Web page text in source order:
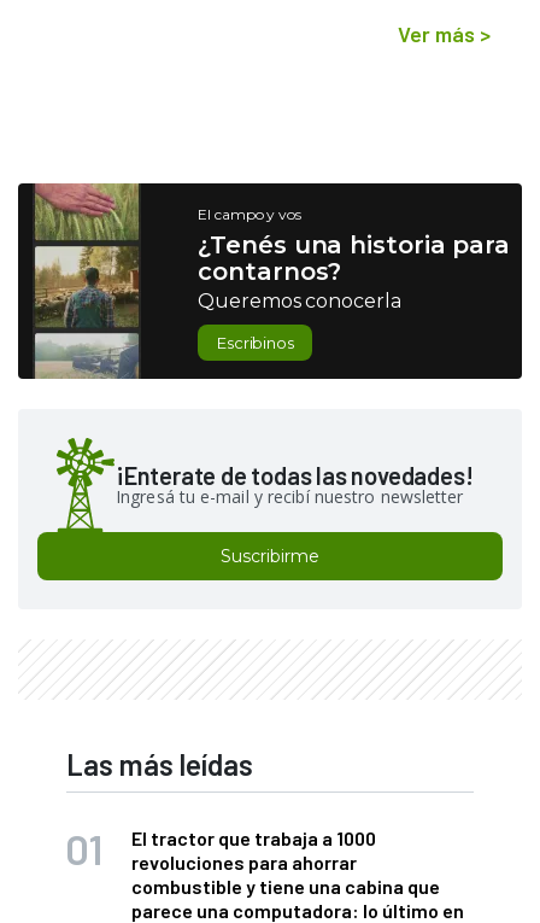
Ver más >
El campo y vos
¿Tenés una historia para
contarnos?
Queremos conocerla
Escribinos
¡Enterate de todas las novedades!
Ingresá tu e-mail y recibí nuestro newsletter
Suscribirme
Las más leídas
El tractor que trabaja a 1000
revoluciones para ahorrar
combustible y tiene una cabina que
parece una computadora: lo último en